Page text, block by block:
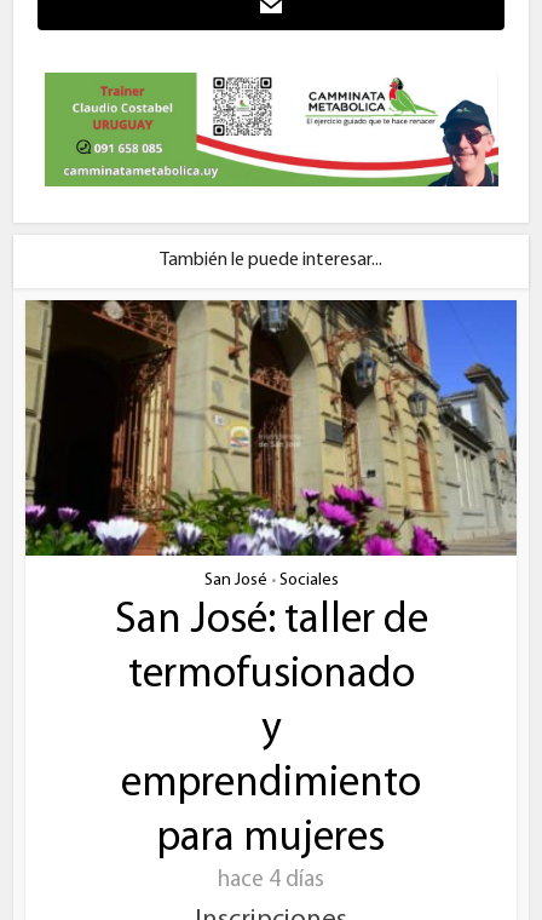
También le puede interesar...
San José • Sociales
San José: taller de
termofusionado
y
emprendimiento
para mujeres
hace 4 días